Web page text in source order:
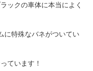
クの車体に本当によく
に特殊なバネがついてい
ています！